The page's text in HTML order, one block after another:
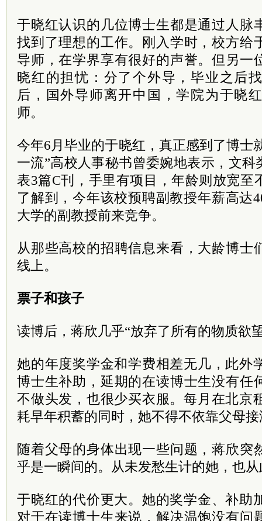
于晓红认识的几位博士生都是通过人脉
找到了理想的工作。刚入学时，校方给
导师，在学界享有很好的声誉。但另一
晓红的担忧：分了个外导，毕业之后
后，国外导师离开中国，学院为于晓
师。
今年6月毕业的于晓红，真正感到了博士
一流”高校人事秘书曾委婉地表示，文
表3篇C刊，手里有项目，年龄则放宽至
了解到，今年该校预聘副教授年薪高达
大学的副教授前来竞争。
从那些高校的招聘信息来看，大龄博士
线上。
票子和孩子
读博后，蒋欣几乎“放弃了所有的物质欲
她的年度奖学金和学费相差无几，此外
博士生补助，延期的在读博士生没有任
不做头发，也很少买衣服。每月在北京
耗早年积蓄的同时，她不得不依靠父母
随着父母的身体出现一些问题，蒋欣突
乎是一瞬间的。从未发愁生计的她，也
于晓红的代价更大。她的奖学金、补助
对于在读博士生来说，解决温饱没有问